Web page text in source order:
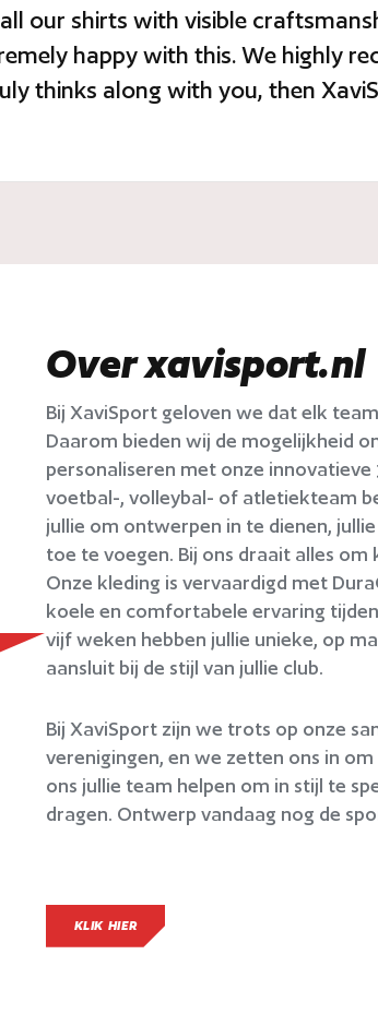
our shirts with visible
happy with this. We highly
thinks along with you, then
Over xavisport.nl
Bij XaviSport geloven we dat elk
Daarom bieden wij de mogelijkheid
personaliseren met onze
voetbal-, volleybal- of atletiekteam
jullie om ontwerpen in te dienen,
toe te voegen. Bij ons draait alles
Onze kleding is vervaardigd met
koele en comfortabele ervaring
vijf weken hebben jullie unieke, op
aansluit bij de stijl van jullie club.
Bij XaviSport zijn we trots op onze
verenigingen, en we zetten ons in
ons jullie team helpen om in stijl te
dragen. Ontwerp vandaag nog de
KLIK HIER